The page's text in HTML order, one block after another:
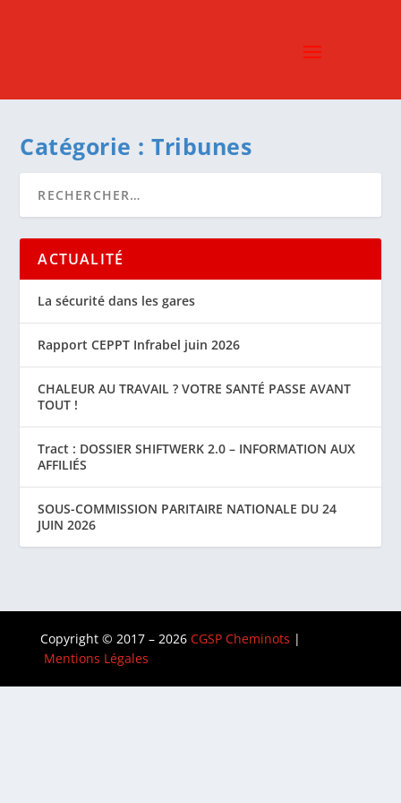
Catégorie :Tribunes
ACTUALITÉ
La sécurité dans les gares
Rapport CEPPT Infrabel juin 2026
CHALEUR AU TRAVAIL ? VOTRE SANTÉ PASSE AVANT
TOUT !
Tract : DOSSIER SHIFTWERK 2.0 – INFORMATION AUX
AFFILIÉS
SOUS-COMMISSION PARITAIRE NATIONALE DU 24
JUIN 2026
Copyright © 2017 – 2026 CGSP Cheminots |
Mentions Légales